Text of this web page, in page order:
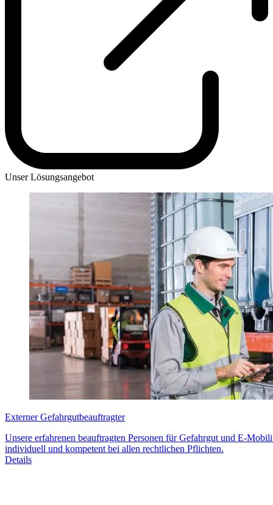
Unser Lösungsangebot
Externer Gefahrgutbeauftragter
Unsere erfahrenen beauftragten Personen für Gefahrgut und E-
individuell und kompetent bei allen rechtlichen Pflichten.
Details